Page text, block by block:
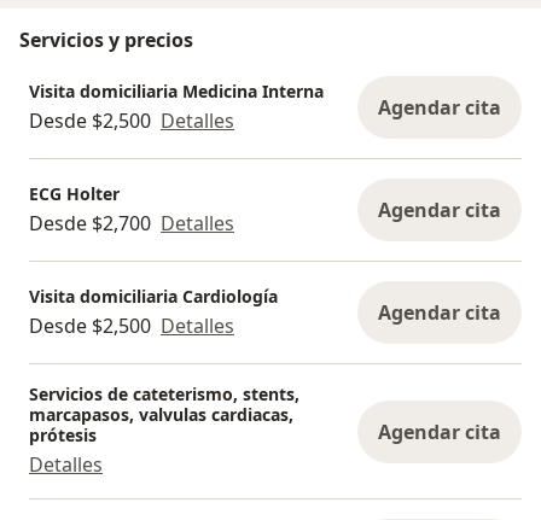
honor de ser Miembro Titular de la Sociedad Mexicana
de Cardiología y Fellow del American College of
con el prestigioso Fellow de la Sociedad Europea de
Cardiología y se me invitó a colaborar como profesor y
revisor de trabajos para los congresos de la Sociedad
Europea. A su vez en 2025 se me ha nombrado como
Fellow de la Sociedad Europea de Insuficiencia
Cardíaca, siendo el único latinoamericano menor de 40
años en recibir dicho galardón.
Servicios y precios
Visita domiciliaria Medicina Interna
Desde $2,500 Detalles Agendar cita
ECG Holter
Desde $2,700 Detalles Agendar cita
Visita domiciliaria Cardiología
Desde $2,500 Detalles Agendar cita
Servicios de cateterismo, stents,
marcapasos, valvulas cardiacas,
prótesis
Detalles
Agendar cita